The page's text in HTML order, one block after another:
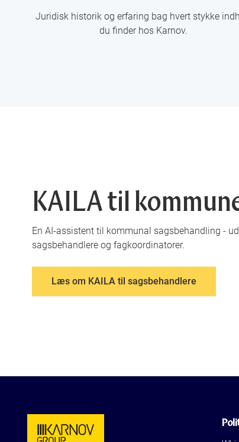
Juridisk historik og erfaring bag hvert stykke
du finder hos Karnov.
KAILA til
En AI-assistent til kommunal sagsbehandling -
sagsbehandlere og fagkoordinatorer.
Læs om KAILA til sagsbehandlere